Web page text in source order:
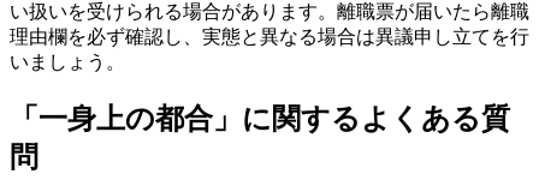
い扱いを受けられる場合があります。離職票が届いたら離職
理由欄を必ず確認し、実態と異なる場合は異議申し立てを行
いましょう。
「一身上の都合」に関するよくある質
問